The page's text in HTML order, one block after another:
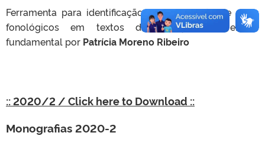
Ferramenta para identificação e classificação de erros
fonológicos em textos de crianças do ensino
fundamental por Patrícia Moreno Ribeiro
:: 2020/2 / Click here to Download ::
Monografias 2020-2